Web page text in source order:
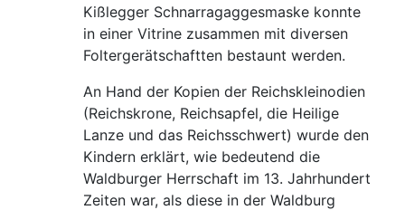
Kißlegger Schnarragaggesmaske konnte
in einer Vitrine zusammen mit diversen
Foltergerätschaftten bestaunt werden.
An Hand der Kopien der Reichskleinodien
(Reichskrone, Reichsapfel, die Heilige
Lanze und das Reichsschwert) wurde den
Kindern erklärt, wie bedeutend die
Waldburger Herrschaft im 13. Jahrhundert
Zeiten war, als diese in der Waldburg